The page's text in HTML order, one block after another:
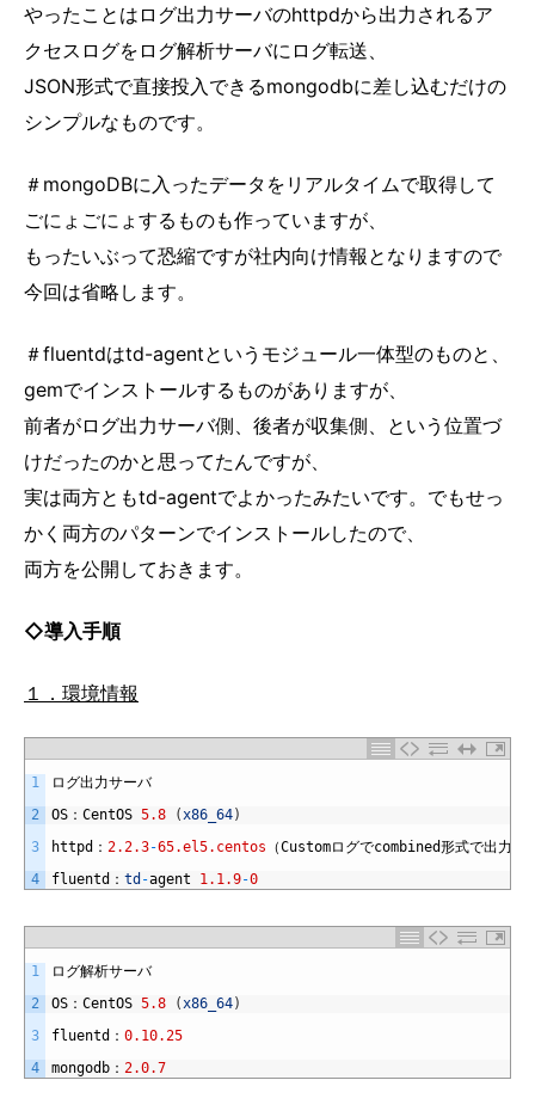
やったことはログ出力サーバのhttpdから出力されるア
クセスログをログ解析サーバにログ転送、
JSON形式で直接投入できるmongodbに差し込むだけの
シンプルなものです。
＃mongoDBに入ったデータをリアルタイムで取得して
ごにょごにょするものも作っていますが、
もったいぶって恐縮ですが社内向け情報となりますので
今回は省略します。
＃fluentdはtd-agentというモジュール一体型のものと、
gemでインストールするものがありますが、
前者がログ出力サーバ側、後者が収集側、という位置づ
けだったのかと思ってたんですが、
実は両方ともtd-agentでよかったみたいです。でもせっ
かく両方のパターンでインストールしたので、
両方を公開しておきます。
◇導入手順
１．環境情報
1
2
3
4
ログ出力サーバ
OS ： CentOS 5.8 ( x86_64)
httpd ： 2.2.3-65.el5.centos （Customログでcombined形式で出力）
fluentd ： td -agent 1.1.9-0
1
2
3
4
ログ解析サーバ
OS ： CentOS 5.8 ( x86_64)
fluentd ： 0.10.25
mongodb ： 2.0.7